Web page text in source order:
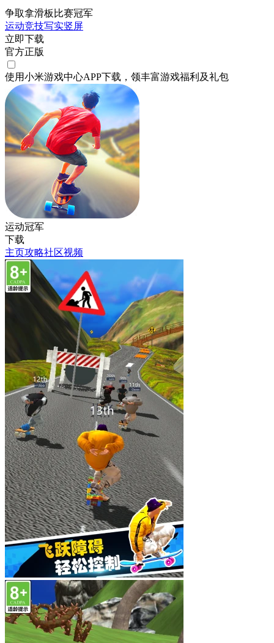
争取拿滑板比赛冠军
运动竞技写实竖屏
立即下载
官方正版
使用小米游戏中心APP下载 ，领丰富游戏福利 及礼包
运动冠军
下载
主页攻略社区视频